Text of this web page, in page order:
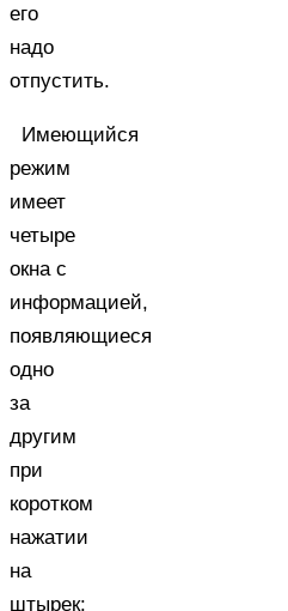
его
надо
отпустить.
Имеющийся
режим
имеет
четыре
окна с
информацией,
появляющиеся
одно
за
другим
при
коротком
нажатии
на
штырек: